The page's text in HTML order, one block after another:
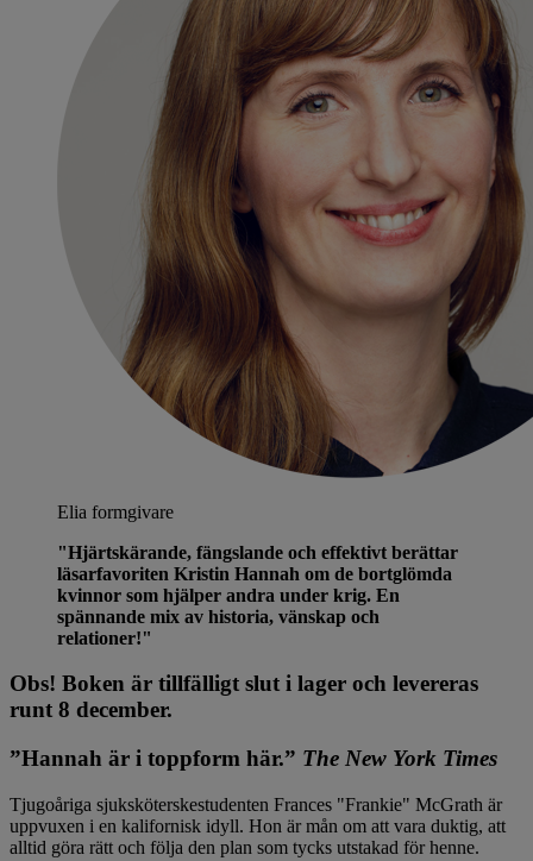
Elia formgivare
"Hjärtskärande, fängslande och effektivt berättar
läsarfavoriten Kristin Hannah om de bortglömda
kvinnor som hjälper andra under krig. En
spännande mix av historia, vänskap och
relationer!"
Obs! Boken är tillfälligt slut i lager och levereras
runt 8 december.
”Hannah är i toppform här.” The New York Times
Tjugoåriga sjuksköterskestudenten Frances "Frankie" McGrath är
uppvuxen i en kalifornisk idyll. Hon är mån om att vara duktig, att
alltid göra rätt och följa den plan som tycks utstakad för henne.